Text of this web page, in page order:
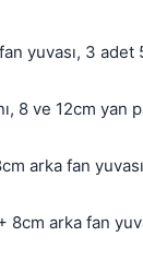
yuvası, 3
8 ve 12cm yan
arka fan
8cm arka fan